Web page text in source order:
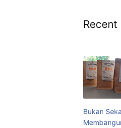
Recent
Bukan